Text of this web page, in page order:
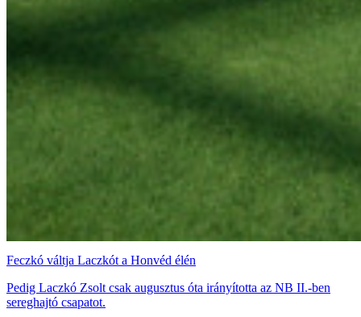
Feczkó váltja Laczkót a Honvéd élén
Pedig Laczkó Zsolt csak augusztus óta irányította az NB II.-ben
sereghajtó csapatot.